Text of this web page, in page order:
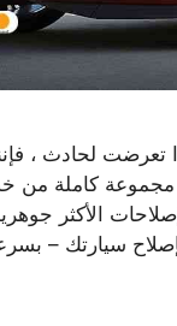
تعرضت لحادث ،
كاملة من
الأكثر
سيارتك –